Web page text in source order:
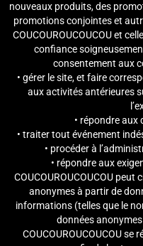
nouveaux produits, des
promotions conjointes et
COUCOUROUCOUCOU et
confiance
consentement aux
• gérer le site, et faire
aux activités antérieures
• répondre aux
• traiter tout événement
• procéder à
• répondre aux
COUCOUROUCOUCOU
anonymes à partir de
informations (telles que le
données
COUCOUROUCOUCOU se